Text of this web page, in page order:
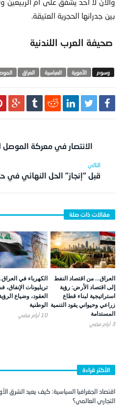
والآن لا أحد يشفق على أمّ الربيعين
بين جدرانها الحجرية العتيقة.
صحيفة العرب اللندنية
الأموية العباسية العراق
الانتصار في معركة
قبل “إنجاز” الحل النهائي في
العراق… من اقتصاد النفط
إلى اقتصاد الأرض: رؤية
استراتيجية لبناء قطاع
زراعي وحيواني يقود التنمية
المستدامة
3 أيام ‎مضي
الكهرباء في
تريليونات الإنفاق،
العقود، وضياع
الوطنية
10 أيام ‎مضي
الأكثر قراءة
اقتصاد الجغرافيا السياسية: كيف يعيد الشرق
التجاري العالمي؟